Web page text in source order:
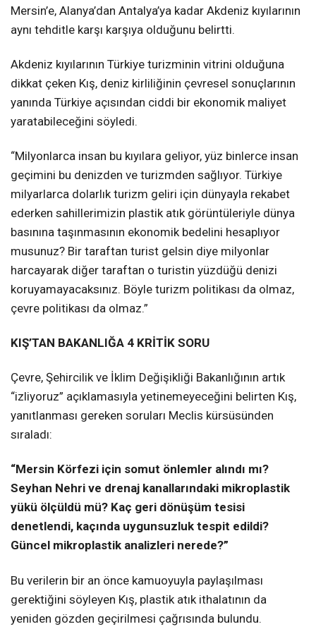
Mersin’e, Alanya’dan Antalya’ya kadar Akdeniz kıyılarının
aynı tehditle karşı karşıya olduğunu belirtti.
Akdeniz kıyılarının Türkiye turizminin vitrini olduğuna
dikkat çeken Kış, deniz kirliliğinin çevresel sonuçlarının
yanında Türkiye açısından ciddi bir ekonomik maliyet
yaratabileceğini söyledi.
“Milyonlarca insan bu kıyılara geliyor, yüz binlerce insan
geçimini bu denizden ve turizmden sağlıyor. Türkiye
milyarlarca dolarlık turizm geliri için dünyayla rekabet
ederken sahillerimizin plastik atık görüntüleriyle dünya
basınına taşınmasının ekonomik bedelini hesaplıyor
musunuz? Bir taraftan turist gelsin diye milyonlar
harcayarak diğer taraftan o turistin yüzdüğü denizi
koruyamayacaksınız. Böyle turizm politikası da olmaz,
çevre politikası da olmaz.”
KIŞ’TAN BAKANLIĞA 4 KRİTİK SORU
Çevre, Şehircilik ve İklim Değişikliği Bakanlığının artık
“izliyoruz” açıklamasıyla yetinemeyeceğini belirten Kış,
yanıtlanması gereken soruları Meclis kürsüsünden
sıraladı:
“Mersin Körfezi için somut önlemler alındı mı?
Seyhan Nehri ve drenaj kanallarındaki mikroplastik
yükü ölçüldü mü? Kaç geri dönüşüm tesisi
denetlendi, kaçında uygunsuzluk tespit edildi?
Güncel mikroplastik analizleri nerede?”
Bu verilerin bir an önce kamuoyuyla paylaşılması
gerektiğini söyleyen Kış, plastik atık ithalatının da
yeniden gözden geçirilmesi çağrısında bulundu.